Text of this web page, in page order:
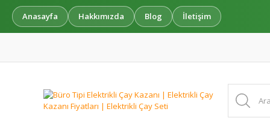
Anasayfa Hakkımızda Blog İletişim